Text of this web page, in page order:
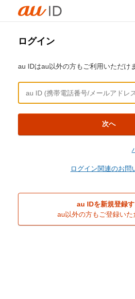
ログイン
au IDはau以外の方もご利用いただけ
次へ
ログイン関連のお問
au IDを新規登録
au以外の方もご登録いた